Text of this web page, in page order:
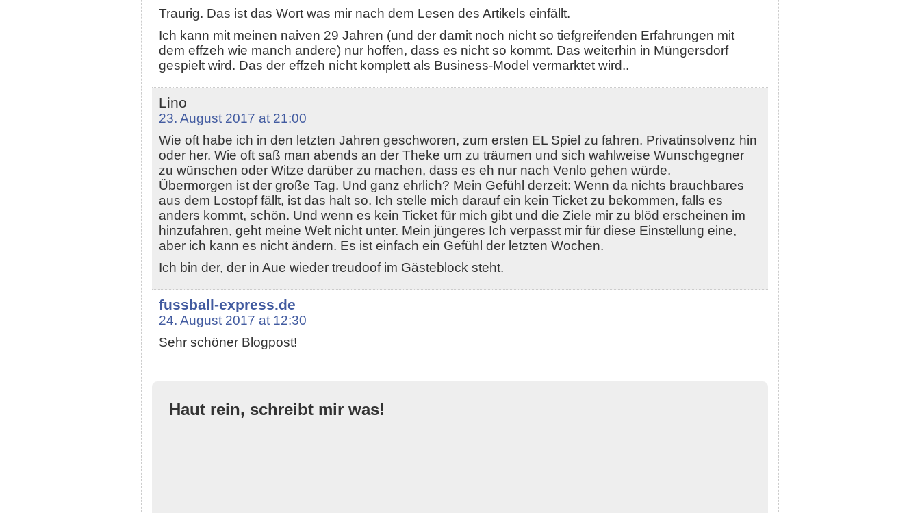
Traurig. Das ist das Wort was mir nach dem Lesen des Artikels einfällt.
Ich kann mit meinen naiven 29 Jahren (und der damit noch nicht so tiefgreifenden Erfahrungen mit
dem effzeh wie manch andere) nur hoffen, dass es nicht so kommt. Das weiterhin in Müngersdorf
gespielt wird. Das der effzeh nicht komplett als Business-Model vermarktet wird..
Lino
23. August 2017 at 21:00
Wie oft habe ich in den letzten Jahren geschworen, zum ersten EL Spiel zu fahren. Privatinsolvenz hin
oder her. Wie oft saß man abends an der Theke um zu träumen und sich wahlweise Wunschgegner
zu wünschen oder Witze darüber zu machen, dass es eh nur nach Venlo gehen würde.
Übermorgen ist der große Tag. Und ganz ehrlich? Mein Gefühl derzeit: Wenn da nichts brauchbares
aus dem Lostopf fällt, ist das halt so. Ich stelle mich darauf ein kein Ticket zu bekommen, falls es
anders kommt, schön. Und wenn es kein Ticket für mich gibt und die Ziele mir zu blöd erscheinen im
hinzufahren, geht meine Welt nicht unter. Mein jüngeres Ich verpasst mir für diese Einstellung eine,
aber ich kann es nicht ändern. Es ist einfach ein Gefühl der letzten Wochen.
Ich bin der, der in Aue wieder treudoof im Gästeblock steht.
fussball-express.de
24. August 2017 at 12:30
Sehr schöner Blogpost!
Haut rein, schreibt mir was!